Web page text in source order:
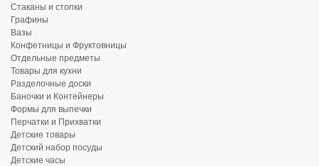
Стаканы и стопки
Графины
Вазы
Конфетницы и Фруктовницы
Отдельные предметы
Товары для кухни
Разделочные доски
Баночки и Контейнеры
Формы для выпечки
Перчатки и Прихватки
Детские товары
Детский набор посуды
Детские часы